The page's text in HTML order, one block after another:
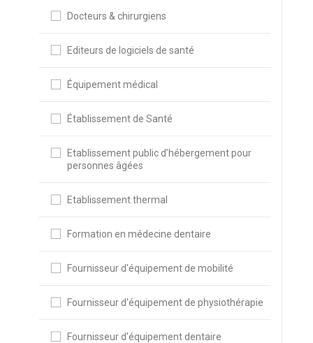
Docteurs & chirurgiens
Editeurs de logiciels de santé
Équipement médical
Établissement de Santé
Etablissement public d’hébergement pour
personnes âgées
Etablissement thermal
Formation en médecine dentaire
Fournisseur d'équipement de mobilité
Fournisseur d'équipement de physiothérapie
Fournisseur d'équipement dentaire